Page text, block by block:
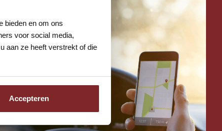
bieden en om ons
voor social media,
aan ze heeft verstrekt of die
Accepteren